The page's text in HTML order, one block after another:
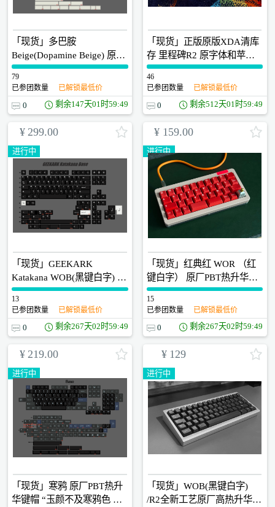
「现货」多巴胺
Beige(Dopamine Beige) 原厂
PBT多彩色热升华键帽 升级
显微镜QC歪字检查
79
已参团数量
已解锁最低价
0 剩余147天01时59:48
「现货」正版原版XDA清库
存 里程碑R2 原字体和苹果
字体两款
46
已参团数量
已解锁最低价
0 剩余512天01时59:48
¥ 299.00
进行中
「现货」GEEKARK
Katakana WOB(黑键白字) 日
文片假名 原厂PBT热升华键
帽
13
已参团数量
已解锁最低价
0 剩余267天02时59:48
¥ 159.00
进行中
「现货」红典红 WOR （红
键白字） 原厂PBT热升华键
帽 侧面无渐变
15
已参团数量
已解锁最低价
0 剩余267天02时59:48
¥ 219.00
进行中
「现货」寒鸦 原厂PBT热升
华键帽 “玉颜不及寒鸦色 犹
¥ 129
进行中
「现货」WOB(黑键白字)
/R2全新工艺原厂高热升华键